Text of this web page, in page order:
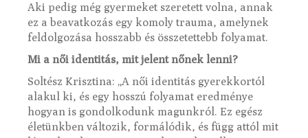
Aki pedig még gyermeket szeretett volna, annak
ez a beavatkozás egy komoly trauma, amelynek
feldolgozása hosszabb és összetettebb folyamat.
Mi a női identitás, mit jelent nőnek lenni?
Soltész Krisztina: „A női identitás gyerekkortól
alakul ki, és egy hosszú folyamat eredménye
hogyan is gondolkodunk magunkról. Ez egész
életünkben változik, formálódik, és függ attól mit